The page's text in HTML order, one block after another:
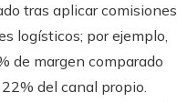
tras aplicar comisiones
logísticos; por ejemplo,
de margen comparado
del canal propio.